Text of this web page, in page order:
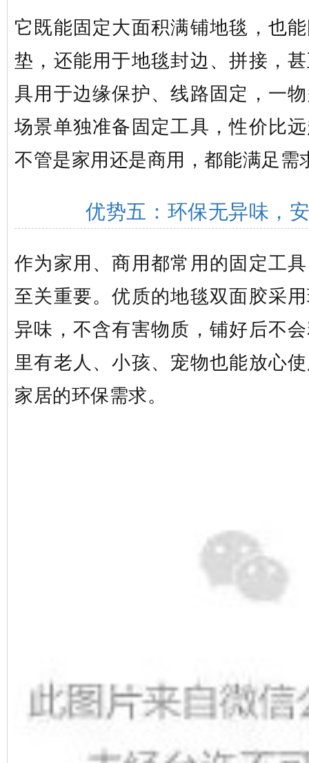
它既能固定大面积满铺地毯，也
垫，还能用于地毯封边、拼接，
具用于边缘保护、线路固定，一
场景单独准备固定工具，性价比
不管是家用还是商用，都能满足需
优势五：环保无异味，
作为家用、商用都常用的固定工
至关重要。优质的地毯双面胶采
异味，不含有害物质，铺好后不
里有老人、小孩、宠物也能放心
家居的环保需求。